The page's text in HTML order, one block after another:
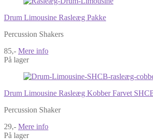
Drum Limousine Rasleæg Pakke
Percussion Shakers
85,- Mere info
På lager
Drum Limousine Rasleæg Kobber Farvet
Percussion Shaker
29,- Mere info
På lager